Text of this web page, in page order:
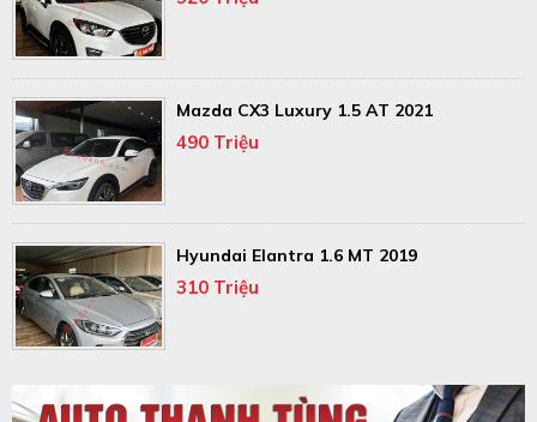
Mazda CX3 Luxury 1.5 AT 2021
490 Triệu
Hyundai Elantra 1.6 MT 2019
310 Triệu